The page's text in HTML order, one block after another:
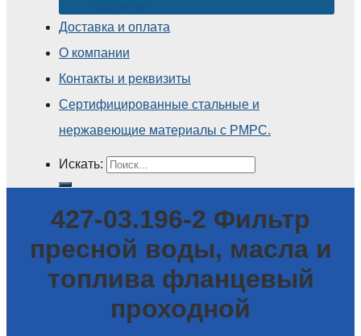
Доставка и оплата
О компании
Контакты и реквизиты
Сертифицированные стальные и
нержавеющие материалы с РМРС.
Искать:
427-03.196-2 Фильтр
пресной воды, масла и
топлива фланцевый
проходной